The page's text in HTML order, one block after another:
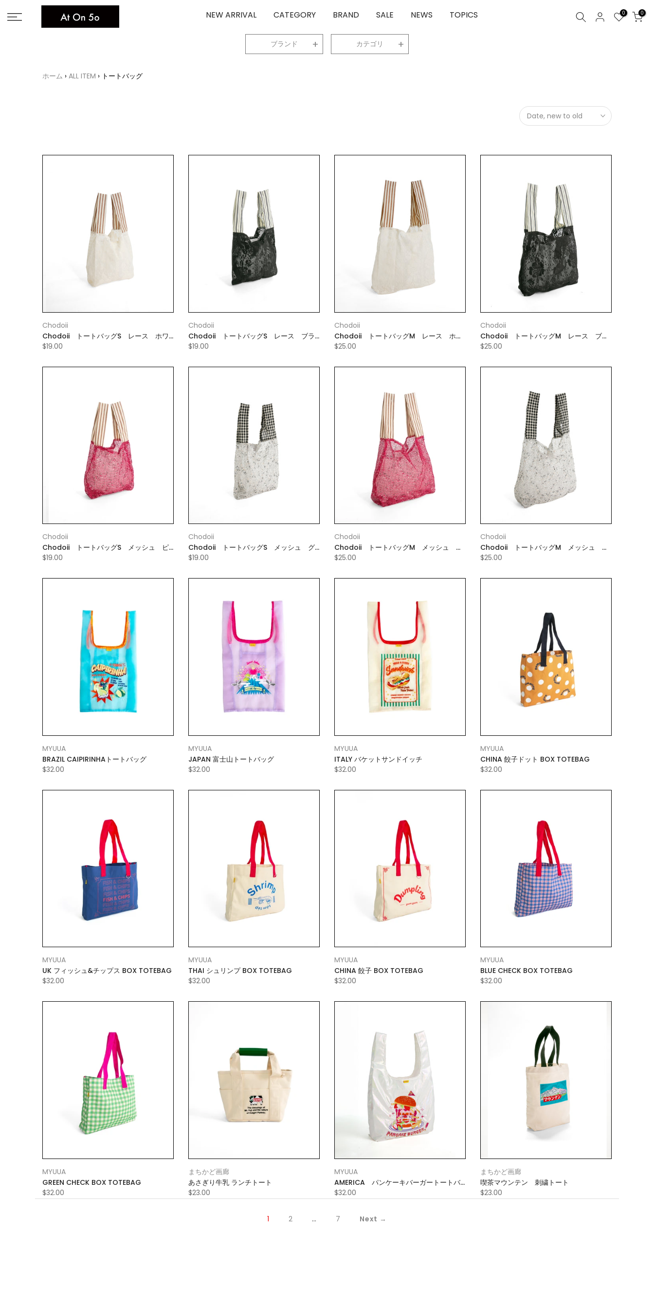
to
NEW ARRIVAL CATEGORY BRAND SALE NEWS TOPICS 0 0
ブランド カテゴリ
ホーム ALL ITEM トートバッグ
Date, new to old
Chodoii
Chodoii トートバッグS レース ホワ
イト
$19.00
Chodoii
Chodoii トートバッグS レース ブラ
ック
$19.00
Chodoii
Chodoii トートバッグM レース ホワ
イト
$25.00
Chodoii
Chodoii トートバッグM レース ブラ
ック
$25.00
Chodoii
Chodoii トートバッグS メッシュ ピ
ンク
$19.00
Chodoii
Chodoii トートバッグS メッシュ グ
レー
$19.00
Chodoii
Chodoii トートバッグM メッシュ ピ
ンク
$25.00
Chodoii
Chodoii トートバッグM メッシュ グ
レー
$25.00
MYUUA
BRAZIL CAIPIRINHAトートバッグ
$32.00
MYUUA
JAPAN 富士山トートバッグ
$32.00
MYUUA
ITALY バケットサンドイッチ
$32.00
MYUUA
CHINA 餃子ドット BOX TOTEBAG
$32.00
MYUUA
UK フィッシュ&チップス BOX TOTEBAG
$32.00
MYUUA
THAI シュリンプ BOX TOTEBAG
$32.00
MYUUA
CHINA 餃子 BOX TOTEBAG
$32.00
MYUUA
BLUE CHECK BOX TOTEBAG
$32.00
MYUUA
GREEN CHECK BOX TOTEBAG
$32.00
まちかど画廊
あさぎり牛乳 ランチトート
$23.00
MYUUA
AMERICA パンケーキバーガートートバ
ッグ
$32.00
まちかど画廊
喫茶マウンテン 刺繍トート
$23.00
1 2 … 7 Next